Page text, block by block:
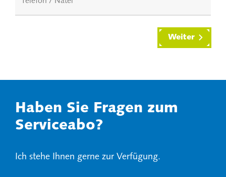
Weiter
Haben Sie Fragen zum
Serviceabo?
Ich stehe Ihnen gerne zur Verfügung.